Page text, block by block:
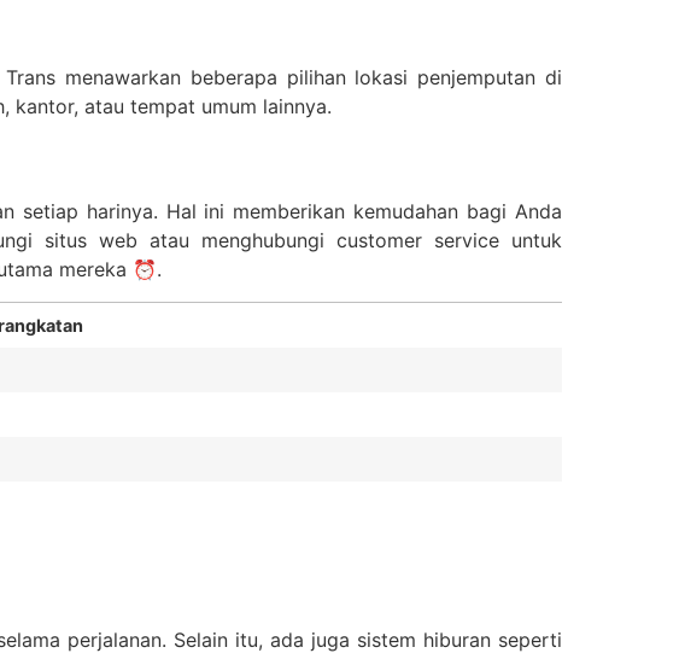
menawarkan beberapa pilihan lokasi penjemputan di
kantor, atau tempat umum lainnya.
setiap harinya. Hal ini memberikan kemudahan bagi Anda
situs web atau menghubungi customer service untuk
mereka ⏰.
perjalanan. Selain itu, ada juga sistem hiburan seperti